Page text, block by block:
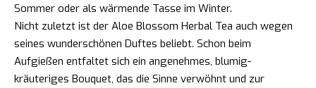
Sommer oder als wärmende Tasse im Winter.
Nicht zuletzt ist der Aloe Blossom Herbal Tea auch wegen
seines wunderschönen Duftes beliebt. Schon beim
Aufgießen entfaltet sich ein angenehmes, blumig-
kräuteriges Bouquet, das die Sinne verwöhnt und zur